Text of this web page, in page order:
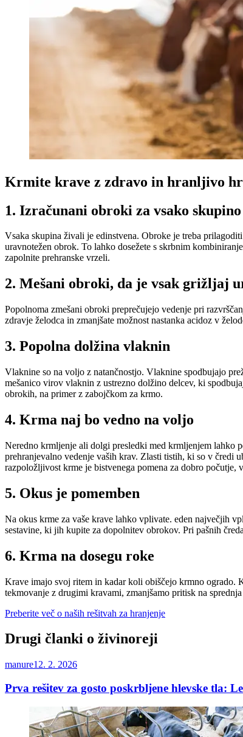
Krmite krave z zdravo in hranljivo
1. Izračunani obroki za vsako
Vsaka skupina živali je edinstvena. Obroke je treba
uravnotežen obrok. To lahko dosežete s skrbnim
zapolnite prehranske vrzeli.
2. Mešani obroki, da je vsak grižljaj
Popolnoma zmešani obroki preprečujejo vedenje pri
zdravje želodca in zmanjšate možnost nastanka acidoz v
3. Popolna dolžina vlaknin
Vlaknine so na voljo z natančnostjo. Vlaknine spodbujajo
mešanico virov vlaknin z ustrezno dolžino delcev, ki
obrokih, na primer z zabojčkom za krmo.
4. Krma naj bo vedno na voljo
Neredno krmljenje ali dolgi presledki med krmljenjem lahko
prehranjevalno vedenje vaših krav. Zlasti tistih, ki so v čredi
razpoložljivost krme je bistvenega pomena za dobro počutje,
5. Okus je pomemben
Na okus krme za vaše krave lahko vplivate. eden največjih
sestavine, ki jih kupite za dopolnitev obrokov. Pri pašnih
6. Krma na dosegu roke
Krave imajo svoj ritem in kadar koli obiščejo krmno ogrado.
tekmovanje z drugimi kravami, zmanjšamo pritisk na
Preberite več o naših rešitvah za hranjenje
Drugi članki o živinoreji
manure12. 2. 2026
Prva rešitev za gosto poskrbljene hlevske tla: